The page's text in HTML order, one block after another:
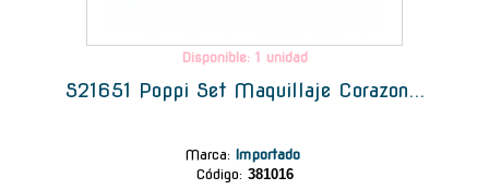
Disponible: 1 unidad
S21651 Poppi Set Maquillaje Corazon...
Marca: Importado
Código: 381016